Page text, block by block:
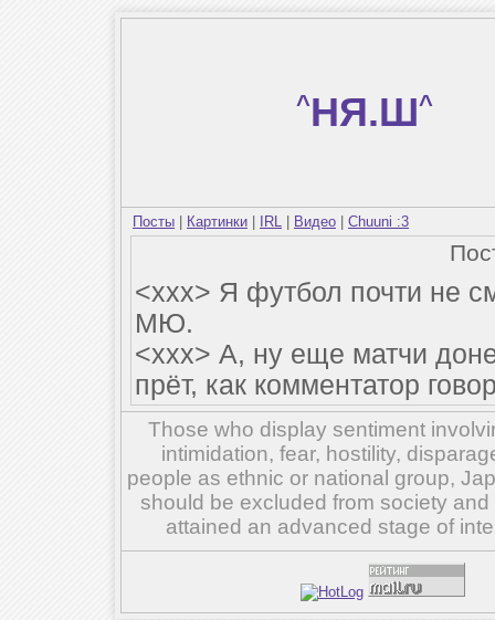
^НЯ.Ш^
Посты Картинки IRL Видео Chuuni :3
<xxx> Я футбол почти не
МЮ.
<xxx> А, ну еще матчи
прёт, как комментатор
Those who display sentiment
intimidation, fear, hostility,
people as ethnic or national group,
should be excluded from society
attained an advanced stage of